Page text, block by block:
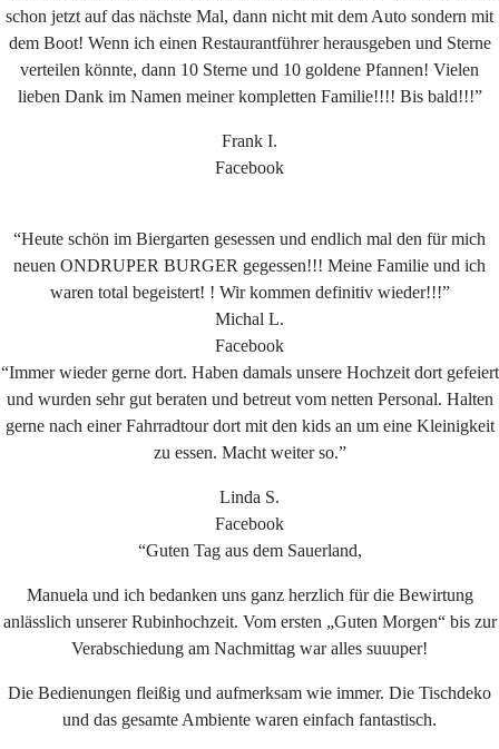
schon jetzt auf das nächste Mal, dann nicht mit dem Auto sondern mit
dem Boot! Wenn ich einen Restaurantführer herausgeben und Sterne
verteilen könnte, dann 10 Sterne und 10 goldene Pfannen! Vielen
lieben Dank im Namen meiner kompletten Familie!!!! Bis bald!!!”
Frank I.
Facebook
“Heute schön im Biergarten gesessen und endlich mal den für mich
neuen ONDRUPER BURGER gegessen!!! Meine Familie und ich
waren total begeistert! ! Wir kommen definitiv wieder!!!”
Michal L.
Facebook
“Immer wieder gerne dort. Haben damals unsere Hochzeit dort gefeiert
und wurden sehr gut beraten und betreut vom netten Personal. Halten
gerne nach einer Fahrradtour dort mit den kids an um eine Kleinigkeit
zu essen. Macht weiter so.”
Linda S.
Facebook
“Guten Tag aus dem Sauerland,
Manuela und ich bedanken uns ganz herzlich für die Bewirtung
anlässlich unserer Rubinhochzeit. Vom ersten „Guten Morgen“ bis zur
Verabschiedung am Nachmittag war alles suuuper!
Die Bedienungen fleißig und aufmerksam wie immer. Die Tischdeko
und das gesamte Ambiente waren einfach fantastisch.